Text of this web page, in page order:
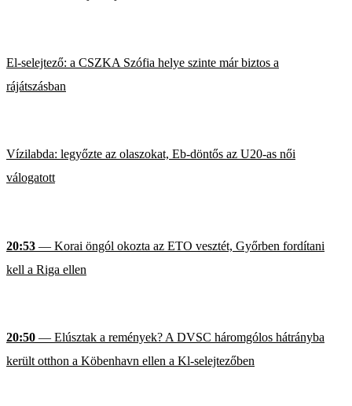
El-selejtező: a CSZKA Szófia helye szinte már biztos a
rájátszásban
Vízilabda: legyőzte az olaszokat, Eb-döntős az U20-as női
válogatott
20:53 — Korai öngól okozta az ETO vesztét, Győrben fordítani
kell a Riga ellen
20:50 — Elúsztak a remények? A DVSC háromgólos hátrányba
került otthon a Köbenhavn ellen a Kl-selejtezőben